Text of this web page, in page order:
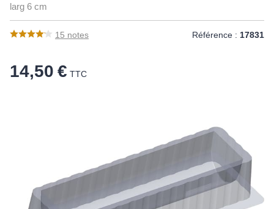
larg 6 cm
15 notes Référence : 17831
14,50 € TTC